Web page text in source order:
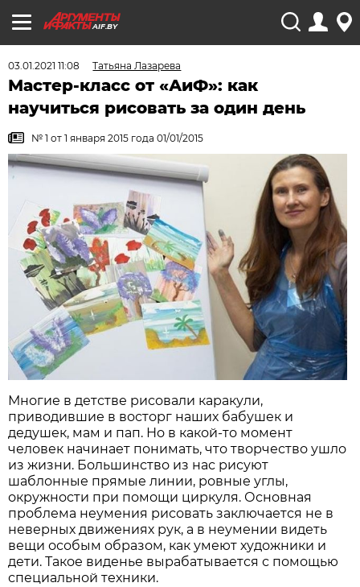
AIF.BY
03.01.2021 11:08 Татьяна Лазарева
Мастер-класс от «АиФ»: как
научиться рисовать за один день
№ 1 от 1 января 2015 года 01/01/2015
Многие в детстве рисовали каракули,
приводившие в восторг наших бабушек и
дедушек, мам и пап. Но в какой-то момент
человек начинает понимать, что творчество ушло
из жизни. Большинство из нас рисуют
шаблонные прямые линии, ровные углы,
окружности при помощи циркуля. Основная
проблема неумения рисовать заключается не в
неверных движениях рук, а в неумении видеть
вещи особым образом, как умеют художники и
дети. Такое виденье вырабатывается с помощью
специальной техники.